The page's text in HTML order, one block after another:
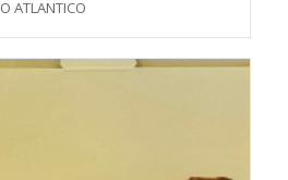
O ATLANTICO